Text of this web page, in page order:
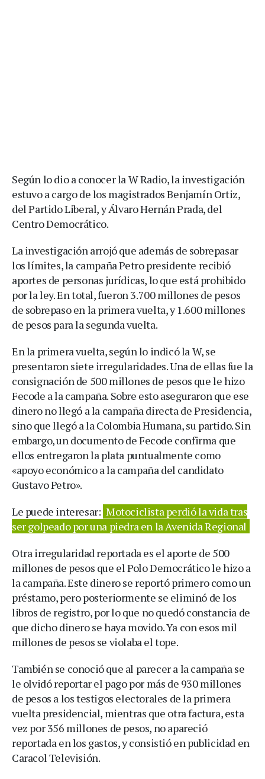
Según lo dio a conocer la W Radio, la investigación
estuvo a cargo de los magistrados Benjamín Ortiz,
del Partido Liberal, y Álvaro Hernán Prada, del
Centro Democrático.
La investigación arrojó que además de sobrepasar
los límites, la campaña Petro presidente recibió
aportes de personas jurídicas, lo que está prohibido
por la ley. En total, fueron 3.700 millones de pesos
de sobrepaso en la primera vuelta, y 1.600 millones
de pesos para la segunda vuelta.
En la primera vuelta, según lo indicó la W, se
presentaron siete irregularidades. Una de ellas fue la
consignación de 500 millones de pesos que le hizo
Fecode a la campaña. Sobre esto aseguraron que ese
dinero no llegó a la campaña directa de Presidencia,
sino que llegó a la Colombia Humana, su partido. Sin
embargo, un documento de Fecode confirma que
ellos entregaron la plata puntualmente como
«apoyo económico a la campaña del candidato
Gustavo Petro».
Le puede interesar: Motociclista perdió la vida tras
ser golpeado por una piedra en la Avenida Regional
Otra irregularidad reportada es el aporte de 500
millones de pesos que el Polo Democrático le hizo a
la campaña. Este dinero se reportó primero como un
préstamo, pero posteriormente se eliminó de los
libros de registro, por lo que no quedó constancia de
que dicho dinero se haya movido. Ya con esos mil
millones de pesos se violaba el tope.
También se conoció que al parecer a la campaña se
le olvidó reportar el pago por más de 930 millones
de pesos a los testigos electorales de la primera
vuelta presidencial, mientras que otra factura, esta
vez por 356 millones de pesos, no apareció
reportada en los gastos, y consistió en publicidad en
Caracol Televisión.